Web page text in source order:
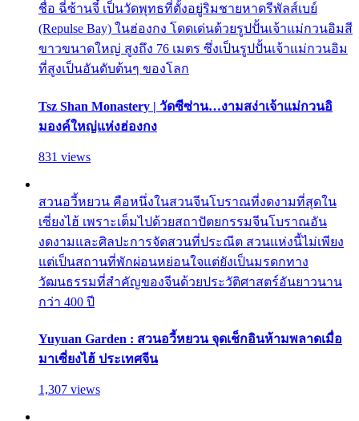
ชื่อ ฉี่ซ้านจี๋ เป็นวัดพุทธที่ตั้งอยู่ริมชายหาดรีพัลส์เบย์
(Repulse Bay) ในฮ่องกง โดดเด่นด้วยรูปปั้นเจ้าแม่กวนอิมสี
ขาวขนาดใหญ่ สูงถึง 76 เมตร ซึ่งเป็นรูปปั้นเจ้าแม่กวนอิม
ที่สูงเป็นอันดับต้นๆ ของโลก
Tsz Shan Monastery | วัดซีซ่าน…งามสง่าเจ้าแม่กวนอิ
มองค์ใหญ่แห่งฮ่องกง
831 views
สวนอวี้หยวน คือหนึ่งในสวนจีนโบราณที่งดงามที่สุดใน
เซี่ยงไฮ้ เพราะเต็มไปด้วยสถาปัตยกรรมจีนโบราณอัน
งดงามและศิลปะการจัดสวนที่ประณีต สวนแห่งนี้ไม่เพียง
แต่เป็นสถานที่พักผ่อนหย่อนใจแต่ยังเป็นมรดกทาง
วัฒนธรรมที่สำคัญของจีนด้วยประวัติศาสตร์อันยาวนาน
กว่า 400 ปี
Yuyuan Garden : สวนอวี้หยวน จุดเช็กอินห้ามพลาดเมื่อ
มาเซี่ยงไฮ้ ประเทศจีน
1,307 views